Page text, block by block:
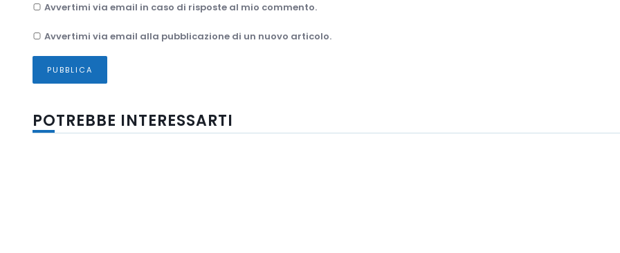
Avvertimi via email in caso di risposte al mio commento.
Avvertimi via email alla pubblicazione di un nuovo articolo.
POTREBBE INTERESSARTI